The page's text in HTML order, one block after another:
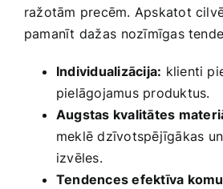
ražotām precēm. Apskatot
pamanīt ​dažas ⁣nozīmīgas‍
Individualizācija: klienti
pielāgojamus produktus.
Augstas kvalitātes
meklē dzīvotspējīgākas
izvēles.
Tendences efektīva